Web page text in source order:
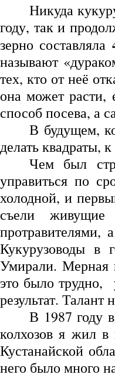
Никуда
году, так и
зерно составляла
называют
тех, кто от неё
она может расти,
способ посева, а
В будущем,
делать квадраты,
Чем был
управиться по
холодной, и
съели живущие
Кукурузоводы в
Умирали. Мерная
это было трудно,
результат. Талант
В 1987 году
колхозов я жил в
Кустанайской
него было много